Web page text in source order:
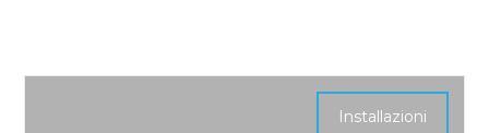
Installazioni